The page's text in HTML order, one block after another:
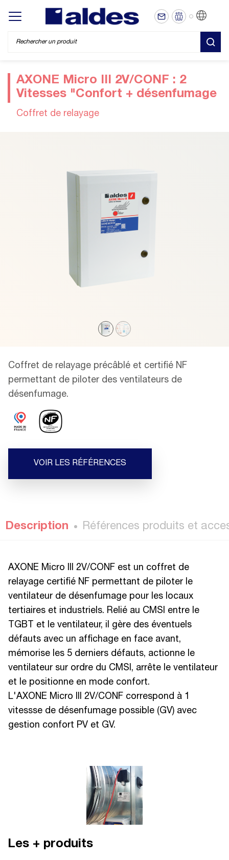
Display/hide main menu
AXONE Micro III 2V/CONF : 2
Vitesses "Confort + désenfumage
Coffret de relayage
Coffret de relayage précâblé et certifié NF
permettant de piloter des ventilateurs de
désenfumage.
VOIR LES RÉFÉRENCES
Description Références produits et
AXONE Micro III 2V/CONF est un coffret de
relayage certifié NF permettant de piloter le
ventilateur de désenfumage pour les locaux
tertiaires et industriels. Relié au CMSI entre le
TGBT et le ventilateur, il gère des éventuels
défauts avec un affichage en face avant,
mémorise les 5 derniers défauts, actionne le
ventilateur sur ordre du CMSI, arrête le ventilateur
et le positionne en mode confort.
L'AXONE Micro III 2V/CONF correspond à 1
vitessse de désenfumage possible (GV) avec
gestion confort PV et GV.
Les + produits